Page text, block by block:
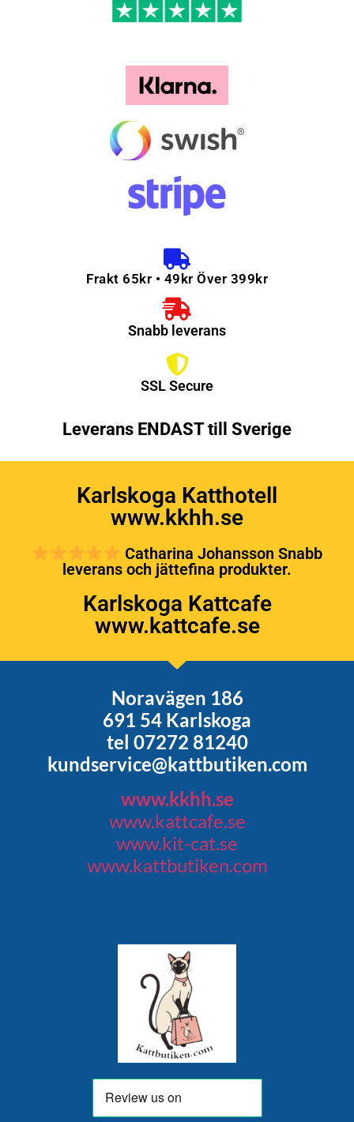
Frakt 65kr • 49kr Över 399kr
Snabb leverans
SSL Secure
Leverans ENDAST till Sverige
Karlskoga Katthotell
www.kkhh.se
Catharina Johansson Snabb
leverans och jättefina produkter.
Karlskoga Kattcafe
www.kattcafe.se
Noravägen 186
691 54 Karlskoga
tel 07272 81240
kundservice@kattbutiken.com
www.kkhh.se
www.kattcafe.se
www.kit-cat.se
www.kattbutiken.com